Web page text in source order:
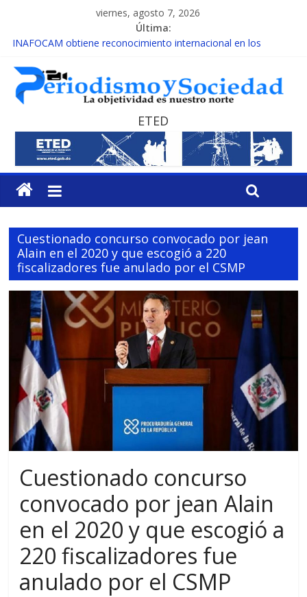
viernes, agosto 7, 2026
Última:
INAFOCAM obtiene reconocimiento internacional en los
15 de febrero de cada año es Día Nacional de la lucha contra el
cáncer infantil
EL ENFOQUE UNILATERAL DE LA COALICIÓN
MESCyT y Universidad Albizu apoyarán rehabilitación de
reclusos
MESCyT presenta calendario de Consulta Nacional por la
Educación
ETED
Cuestionado concurso convocado por jean
Alain en el 2020 y que escogió a 220
fiscalizadores fue anulado por el CSMP
Cuestionado concurso
convocado por jean Alain
en el 2020 y que escogió a
220 fiscalizadores fue
anulado por el CSMP